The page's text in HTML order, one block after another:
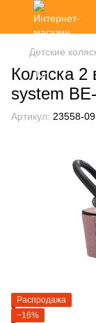
Детские
Коляска 2
system
Артикул: 23558-09
Распродажа
−16%